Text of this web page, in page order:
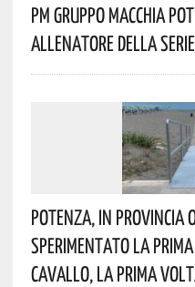
Pm Gruppo Macchia
Allenatore Della Serie
Potenza, In Provincia
Sperimentato La
Cavallo, La Prima